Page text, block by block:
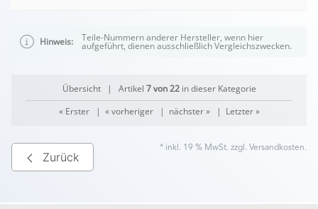
Hinweis: Teile-Nummern anderer Hersteller, wenn hier
aufgeführt, dienen ausschließlich Vergleichszwecken.
Übersicht| Artikel 7 von 22in dieser Kategorie
« Erster| « vorheriger| nächster »| Letzter »
Zurück
* inkl. 19 % MwSt. zzgl. Versandkosten.